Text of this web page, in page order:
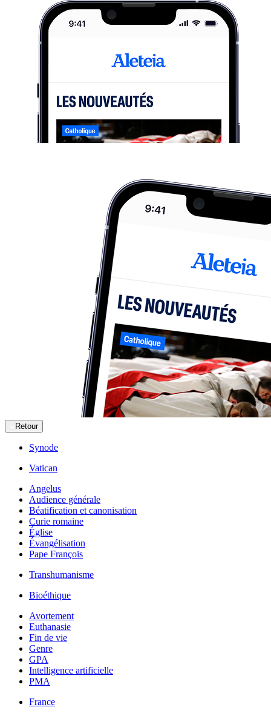
Retour
Synode
Vatican
Angelus
Audience générale
Béatification et canonisation
Curie romaine
Église
Évangélisation
Pape François
Transhumanisme
Bioéthique
Avortement
Euthanasie
Fin de vie
Genre
GPA
Intelligence artificielle
PMA
France